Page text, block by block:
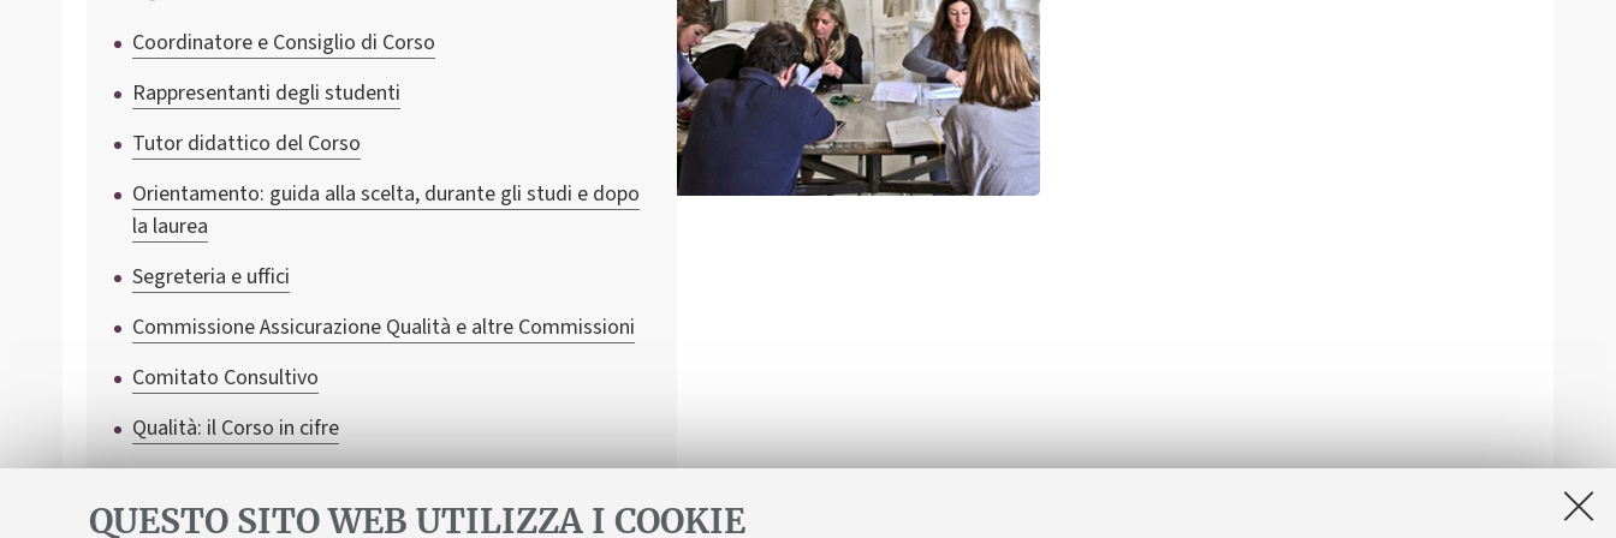
QUESTO SITO WEB UTILIZZA I COOKIE
Coordinatore e Consiglio di Corso
Rappresentanti degli studenti
Tutor didattico del Corso
Orientamento: guida alla scelta, durante gli studi e dopo
la laurea
Segreteria e uffici
Commissione Assicurazione Qualità e altre Commissioni
Comitato Consultivo
Qualità: il Corso in cifre
Opinioni della comunità studentesca